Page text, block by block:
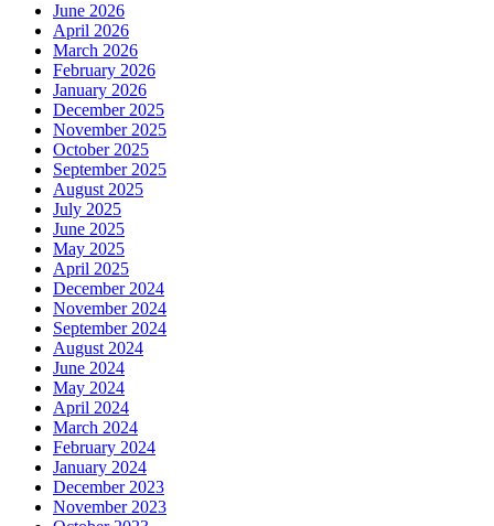
June 2026
April 2026
March 2026
February 2026
January 2026
December 2025
November 2025
October 2025
September 2025
August 2025
July 2025
June 2025
May 2025
April 2025
December 2024
November 2024
September 2024
August 2024
June 2024
May 2024
April 2024
March 2024
February 2024
January 2024
December 2023
November 2023